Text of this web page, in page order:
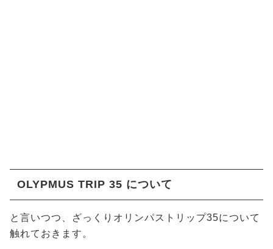
OLYPMUS TRIP 35 について
と言いつつ、ざっくりオリンパストリップ35について
触れておきます。